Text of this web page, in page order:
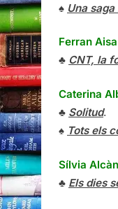
♠ Una
Ferran Aisa
♣ CNT, la
Caterina
♣ Solitud.
♠ Tots els
Sílvia
♣ Els dies